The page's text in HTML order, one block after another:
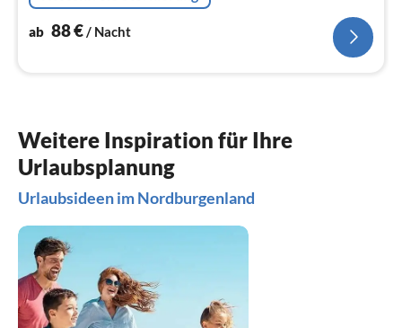
ab 88€ / Nacht
Weitere Inspiration für Ihre
Urlaubsplanung
Urlaubsideen im Nordburgenland